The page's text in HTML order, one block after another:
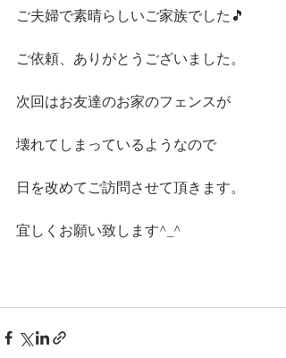
ご夫婦で素晴らしいご家族でした🎵
ご依頼、ありがとうございました。
次回はお友達のお家のフェンスが
壊れてしまっているようなので
日を改めてご訪問させて頂きます。
宜しくお願い致します^_^